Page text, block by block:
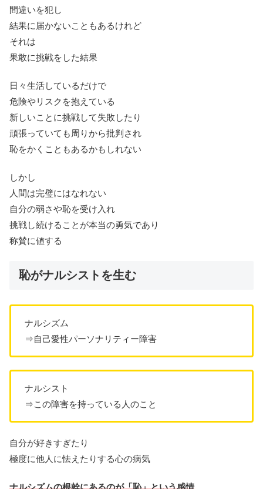
間違いを犯し
結果に届かないこともあるけれど
それは
果敢に挑戦をした結果
日々生活しているだけで
危険やリスクを抱えている
新しいことに挑戦して失敗したり
頑張っていても周りから批判され
恥をかくこともあるかもしれない
しかし
人間は完璧にはなれない
自分の弱さや恥を受け入れ
挑戦し続けることが本当の勇気であり
称賛に値する
恥がナルシストを生む
ナルシズム
⇒自己愛性パーソナリティー障害
ナルシスト
⇒この障害を持っている人のこと
自分が好きすぎたり
極度に他人に怯えたりする心の病気